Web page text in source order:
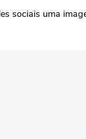
sociais uma